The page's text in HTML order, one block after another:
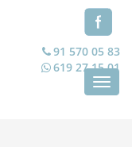
91 570 05 83
619 27 15 01